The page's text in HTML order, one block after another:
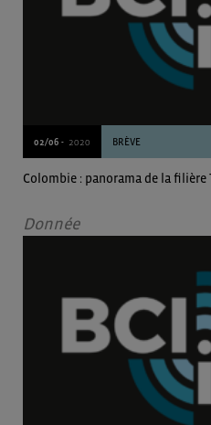
02/06 - 2020 BRÈVE
Colombie : panorama de la filière
Donnée